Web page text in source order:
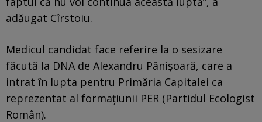
adăugat Cîrstoiu.
Medicul candidat face referire la o sesizare
făcută la DNA de Alexandru Pânișoară, care a
intrat în lupta pentru Primăria Capitalei ca
reprezentat al formațiunii PER (Partidul Ecologist
Român).